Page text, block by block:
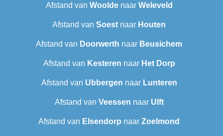
Afstand van Wooldenaar Weleveld
Afstand van Soest naar Houten
Afstand van Doorwerth naar Beusichem
Afstand van Kesteren naar Het Dorp
Afstand van Ubbergen naar Lunteren
Afstand van Veessen naar Ulft
Afstand van Elsendorp naar Zoelmond